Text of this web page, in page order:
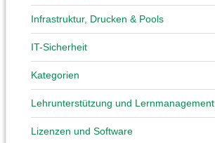
Infrastruktur, Drucken & Pools
IT-Sicherheit
Kategorien
Lehrunterstützung und Lernmanagement
Lizenzen und Software